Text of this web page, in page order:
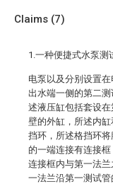
Claims (7)
1.一种便捷式水泵测
电泵以及分别设置
出水端一侧的第二
述液压缸包括套设
壁的外缸，所述内
挡环，所述格挡环
的一端连接有连接
连接框内与第一法
一法兰沿第一测试管